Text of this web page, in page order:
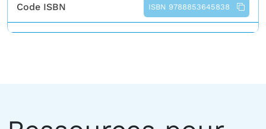
Code ISBN ISBN 9788853645838